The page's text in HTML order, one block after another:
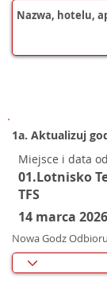
1a. Aktualizuj
Miejsce i data
01.Lotnisko
TFS
14 marca 2026
Nowa Godz Odbioru